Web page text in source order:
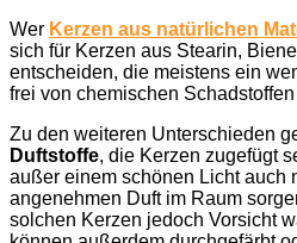
Wer Kerzen aus natürlichen
sich für Kerzen aus Stearin,
entscheiden, die meistens ein
frei von chemischen
Zu den weiteren Unterschieden
Duftstoffe, die Kerzen zugefügt
außer einem schönen Licht auch
angenehmen Duft im Raum
solchen Kerzen jedoch Vorsicht